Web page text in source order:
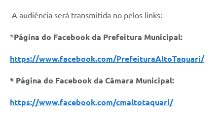
A audiência será transmitida no pelos links:
*Página do Facebook da Prefeitura Municipal:
https://www.facebook.com/PrefeituraAltoTaquari/
* Página do Facebook da Câmara Municipal:
https://www.facebook.com/cmaltotaquari/